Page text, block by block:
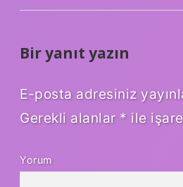
Bir yanıt yazın
E-posta adresiniz
Gerekli alanlar * ile
Yorum